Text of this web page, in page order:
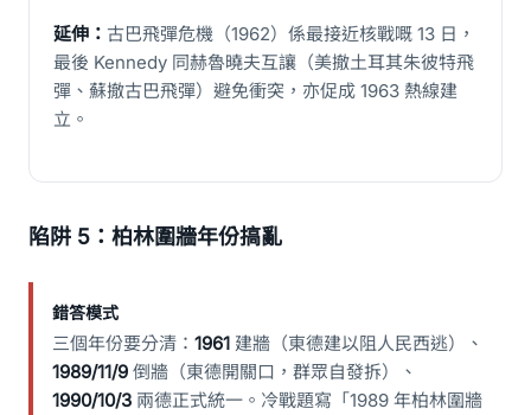
延伸： 古巴飛彈危機（1962）係最接近核戰嘅 13 日，
最後 Kennedy 同赫魯曉夫互讓（美撤土耳其朱彼特飛
彈、蘇撤古巴飛彈）避免衝突，亦促成 1963 熱線建
立。
陷阱 5：柏林圍牆年份搞亂
錯答模式
三個年份要分清： 1961 建牆（東德建以阻人民西逃）、
1989/11/9 倒牆（東德開關口，群眾自發拆）、
1990/10/3 兩德正式統一。冷戰題寫「1989 年柏林圍牆